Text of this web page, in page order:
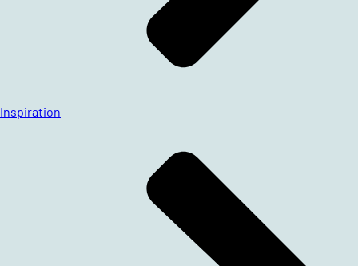
Inspiration